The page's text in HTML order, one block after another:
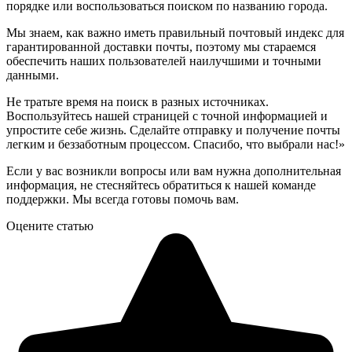
порядке или воспользоваться поиском по названию города.
Мы знаем, как важно иметь правильный почтовый индекс для
гарантированной доставки почты, поэтому мы стараемся
обеспечить наших пользователей наилучшими и точными
данными.
Не тратьте время на поиск в разных источниках.
Воспользуйтесь нашей страницей с точной информацией и
упростите себе жизнь. Сделайте отправку и получение почты
легким и беззаботным процессом. Спасибо, что выбрали нас!»
Если у вас возникли вопросы или вам нужна дополнительная
информация, не стесняйтесь обратиться к нашей команде
поддержки. Мы всегда готовы помочь вам.
Оцените статью